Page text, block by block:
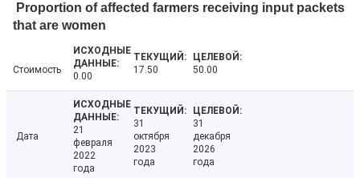
Proportion of affected farmers receiving input packets
that are women
Стоимость
0.00
17.50 50.00
Дата
21
февраля
2022
года
31
октября
2023
года
31
декабря
2026
года